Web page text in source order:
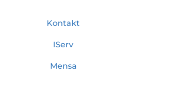
Kontakt
IServ
Mensa